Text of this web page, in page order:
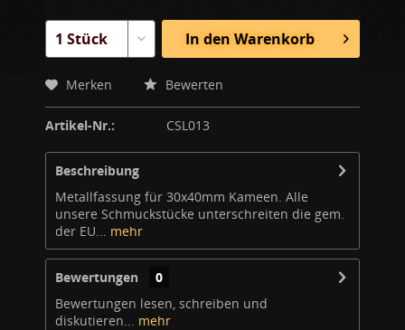
In den Warenkorb
Merken Bewerten
Artikel-Nr.: CSL013
Beschreibung
Metallfassung für 30x40mm Kameen. Alle
unsere Schmuckstücke unterschreiten die gem.
der EU... mehr
Bewertungen
0
Bewertungen lesen, schreiben und
diskutieren... mehr